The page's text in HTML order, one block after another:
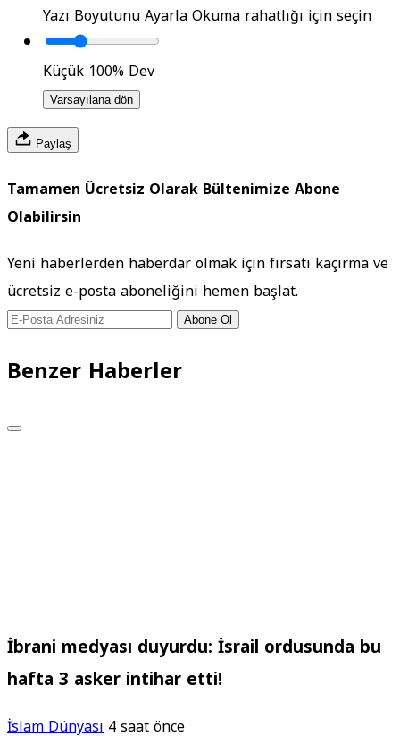
Yazı Boyutunu AyarlaOkuma rahatlığı için seçin
Küçük 100%Dev
Varsayılana dön
Paylaş
Tamamen Ücretsiz Olarak Bültenimize Abone
Olabilirsin
Yeni haberlerden haberdar olmak için fırsatı kaçırma ve
ücretsiz e-posta aboneliğini hemen başlat.
Abone Ol
Benzer Haberler
İbrani medyası duyurdu: İsrail ordusunda bu
hafta 3 asker intihar etti!
İslam Dünyası4 saat önce